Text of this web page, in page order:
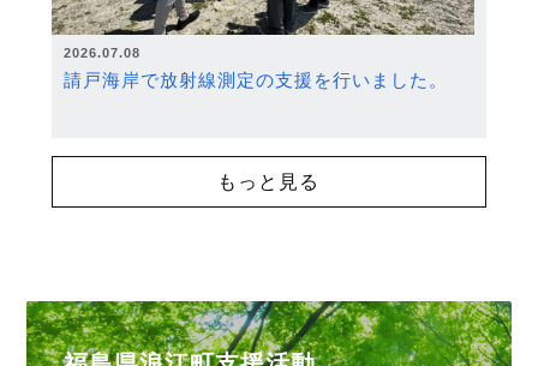
2026.07.08
請戸海岸で放射線測定の支援を行いました。
もっと見る